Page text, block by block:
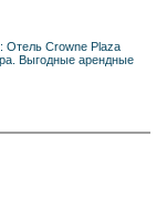
Отель Crowne Plaza
Выгодные арендные